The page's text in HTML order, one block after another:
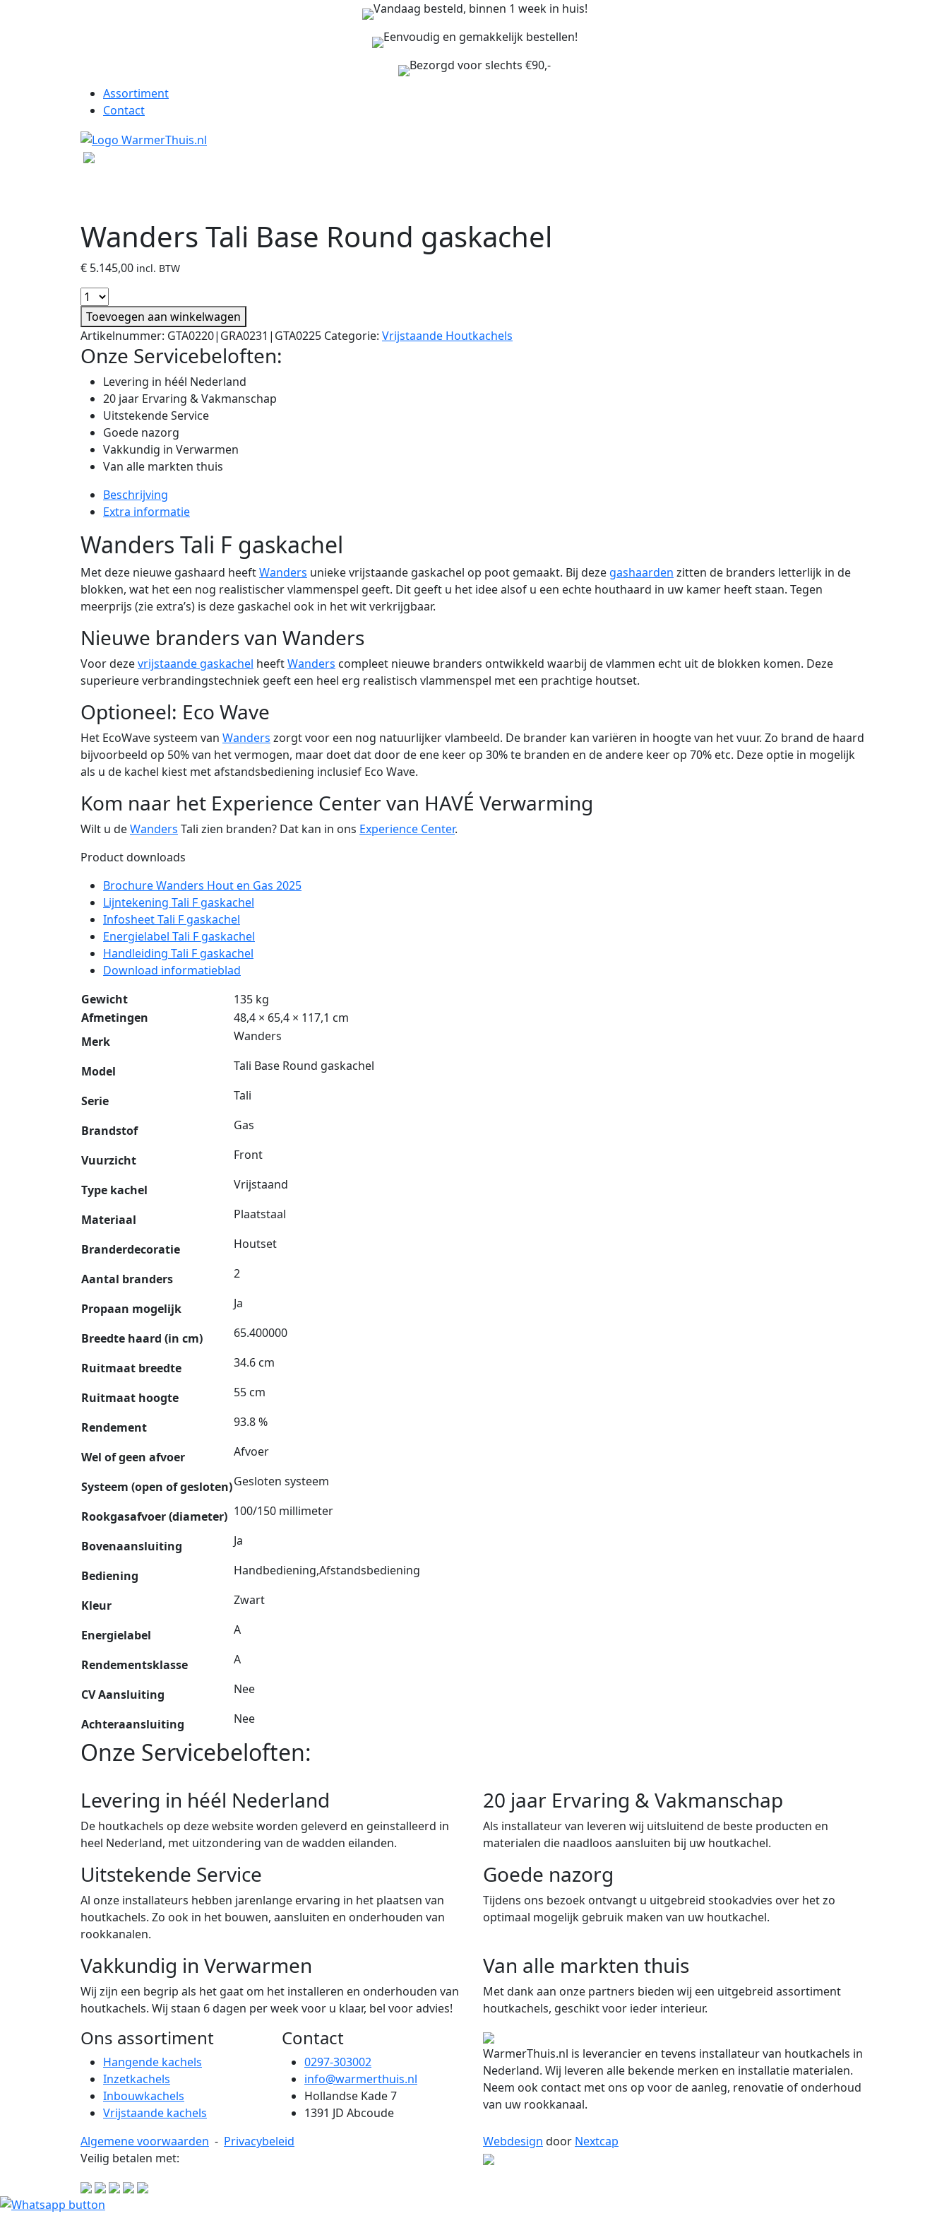
Vandaag besteld, binnen 1 week in huis!
Eenvoudig en gemakkelijk bestellen!
Bezorgd voor slechts €90,-
Assortiment
Contact
Wanders Tali Base Round gaskachel
€ 5.145,00 incl. BTW
Toevoegen aan winkelwagen
Artikelnummer: GTA0220|GRA0231|GTA0225 Categorie: Vrijstaande Houtkachels
Onze Servicebeloften:
Levering in héél Nederland
20 jaar Ervaring & Vakmanschap
Uitstekende Service
Goede nazorg
Vakkundig in Verwarmen
Van alle markten thuis
Beschrijving
Extra informatie
Wanders Tali F gaskachel
Met deze nieuwe gashaard heeftWanders unieke vrijstaande gaskachel op poot gemaakt. Bij deze gashaarden zitten de branders letterlijk in de
blokken, wat het een nog realistischer vlammenspel geeft. Dit geeft u het idee alsof u een echte houthaard in uw kamer heeft staan. Tegen
meerprijs (zie extra’s) is deze gaskachel ook in het wit verkrijgbaar.
Nieuwe branders van Wanders
Voor dezevrijstaande gaskachel heeftWanders compleet nieuwe branders ontwikkeld waarbij de vlammen echt uit de blokken komen. Deze
superieure verbrandingstechniek geeft een heel erg realistisch vlammenspel met een prachtige houtset.
Optioneel: Eco Wave
Het EcoWave systeem van Wanders zorgt voor een nog natuurlijker vlambeeld. De brander kan variëren in hoogte van het vuur. Zo brand de haard
bijvoorbeeld op 50% van het vermogen, maar doet dat door de ene keer op 30% te branden en de andere keer op 70% etc. Deze optie in mogelijk
als u de kachel kiest met afstandsbediening inclusief Eco Wave.
Kom naar het Experience Center van HAVÉ Verwarming
Wilt u deWanders Tali zien branden? Dat kan in ons Experience Center.
Product downloads
Brochure Wanders Hout en Gas 2025
Lijntekening Tali F gaskachel
Infosheet Tali F gaskachel
Energielabel Tali F gaskachel
Handleiding Tali F gaskachel
Download informatieblad
Gewicht
135 kg
Afmetingen
48,4 × 65,4 × 117,1 cm
Merk
Wanders
Model Tali Base Round gaskachel
Serie Tali
Brandstof Gas
Vuurzicht Front
Type kachel Vrijstaand
Materiaal Plaatstaal
Branderdecoratie Houtset
Aantal branders 2
Propaan mogelijk Ja
Breedte haard (in cm) 65.400000
Ruitmaat breedte 34.6 cm
Ruitmaat hoogte 55 cm
Rendement 93.8 %
Wel of geen afvoer Afvoer
Systeem (open of gesloten)Gesloten systeem
Rookgasafvoer (diameter) 100/150 millimeter
Bovenaansluiting Ja
Bediening Handbediening,Afstandsbediening
Kleur Zwart
Energielabel A
Rendementsklasse A
CV Aansluiting Nee
Achteraansluiting Nee
Onze Servicebeloften:
Levering in héél Nederland
De houtkachels op deze website worden geleverd en geinstalleerd in
heel Nederland, met uitzondering van de wadden eilanden.
20 jaar Ervaring & Vakmanschap
Als installateur van leveren wij uitsluitend de beste producten en
materialen die naadloos aansluiten bij uw houtkachel.
Uitstekende Service
Al onze installateurs hebben jarenlange ervaring in het plaatsen van
houtkachels. Zo ook in het bouwen, aansluiten en onderhouden van
rookkanalen.
Goede nazorg
Tijdens ons bezoek ontvangt u uitgebreid stookadvies over het zo
optimaal mogelijk gebruik maken van uw houtkachel.
Vakkundig in Verwarmen
Wij zijn een begrip als het gaat om het installeren en onderhouden van
houtkachels. Wij staan 6 dagen per week voor u klaar, bel voor advies!
Van alle markten thuis
Met dank aan onze partners bieden wij een uitgebreid assortiment
houtkachels, geschikt voor ieder interieur.
Ons assortiment
Hangende kachels
Inzetkachels
Inbouwkachels
Vrijstaande kachels
Contact
0297-303002
info@warmerthuis.nl
Hollandse Kade 7
1391 JD Abcoude
WarmerThuis.nl is leverancier en tevens installateur van houtkachels in
Nederland. Wij leveren alle bekende merken en installatie materialen.
Neem ook contact met ons op voor de aanleg, renovatie of onderhoud
van uw rookkanaal.
Algemene voorwaarden - Privacybeleid Webdesign door Nextcap
Veilig betalen met: